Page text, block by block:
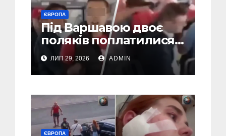
ЄВРОПА
Під Варшавою двоє
поляків поплатилися
за нападки на
українця – пасажири
викинули їх із поїзда
ЛИП 29, 2026 ADMIN
ЄВРОПА